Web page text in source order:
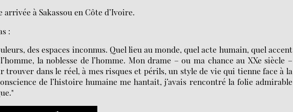
à Sakassou en Côte d’Ivoire.
:
des espaces inconnus. Quel lieu au monde, quel acte humain, quel accent
la noblesse de l’homme. Mon drame – ou ma chance au XXe siècle –
trouver dans le réel, à mes risques et périls, un style de vie qui tienne face à la
de l’histoire humaine me hantait, j’avais rencontré la folie admirable